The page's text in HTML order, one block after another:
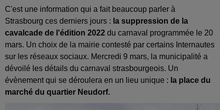
C'est une information qui a fait beaucoup parler à
Strasbourg ces derniers jours : la suppression de la
cavalcade de l'édition 2022 du carnaval programmée le 20
mars. Un choix de la mairie contesté par certains Internautes
sur les réseaux sociaux. Mercredi 9 mars, la municipalité a
dévoilé les détails du carnaval strasbourgeois. Un
évènement qui se déroulera en un lieu unique : la place du
marché du quartier Neudorf.